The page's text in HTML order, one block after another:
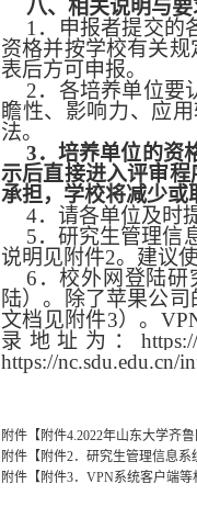
八、相关说明与要
1 ．申报者提交的
资格并按学校有关
表后方可申报。
2．各培养单位要
瞻性、影响力、应
法。
3．培养单位的资
示后直接进入评审
承担，学校将减少或
4．请各单位及时
5．研究生管理信
说明见附件2。建议
6 ．校外网登陆
陆）。除了苹果公
文档见附件3）。
录地址为：
https://nc.sdu.edu.cn/
附件【 附件4.2022年山东大学齐
附件【 附件2．研究生管理信息
附件【 附件3．VPN系统客户端等